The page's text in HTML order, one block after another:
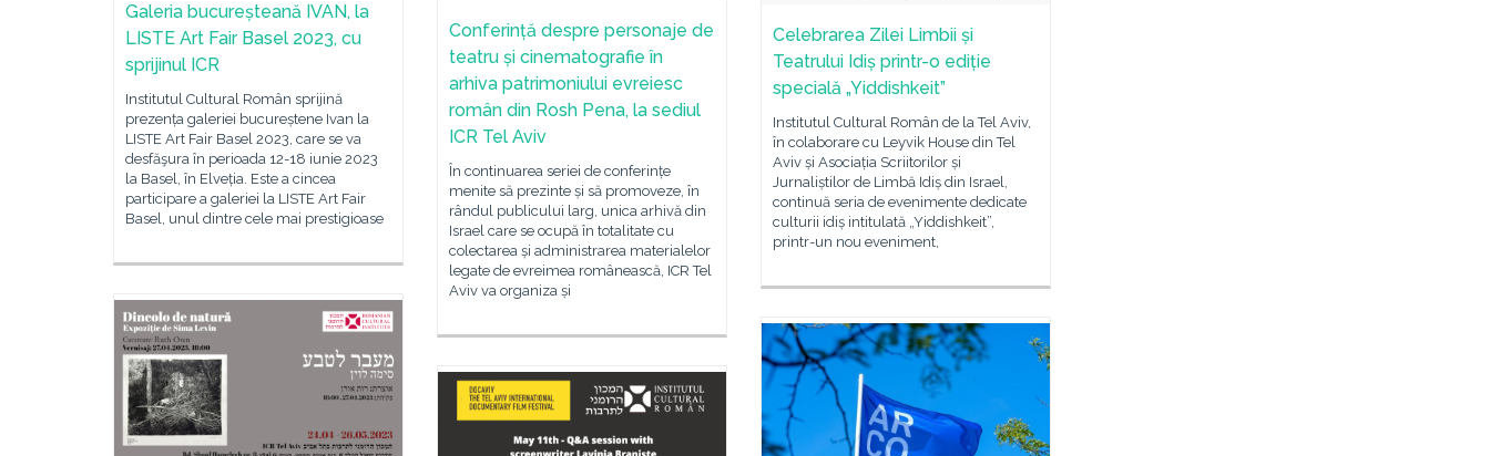
Galeria bucureșteană IVAN, la
LISTE Art Fair Basel 2023, cu
sprijinul ICR
Institutul Cultural Român sprijină
prezența galeriei bucureștene Ivan la
LISTE Art Fair Basel 2023, care se va
desfăşura în perioada 12-18 iunie 2023
la Basel, în Elveția. Este a cincea
participare a galeriei la LISTE Art Fair
Basel, unul dintre cele mai prestigioase
Conferință despre personaje de
teatru și cinematografie în
arhiva patrimoniului evreiesc
român din Rosh Pena, la sediul
ICR Tel Aviv
În continuarea seriei de conferințe
menite să prezinte și să promoveze, în
rândul publicului larg, unica arhivă din
Israel care se ocupă în totalitate cu
colectarea și administrarea materialelor
legate de evreimea românească, ICR Tel
Aviv va organiza și
Celebrarea Zilei Limbii și
Teatrului Idiș printr-o ediție
specială „Yiddishkeit”
Institutul Cultural Român de la Tel Aviv,
în colaborare cu Leyvik House din Tel
Aviv și Asociația Scriitorilor și
Jurnaliștilor de Limbă Idiș din Israel,
continuă seria de evenimente dedicate
culturii idiș intitulată „Yiddishkeit”,
printr-un nou eveniment,